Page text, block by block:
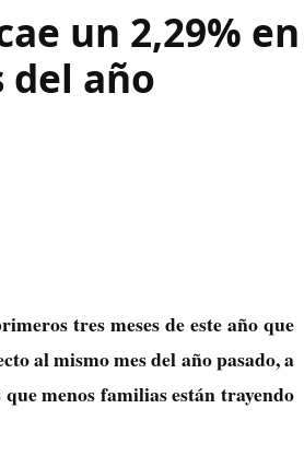
un 2,29% en
del año
tres meses de este año que
al mismo mes del año pasado, a
menos familias están trayendo